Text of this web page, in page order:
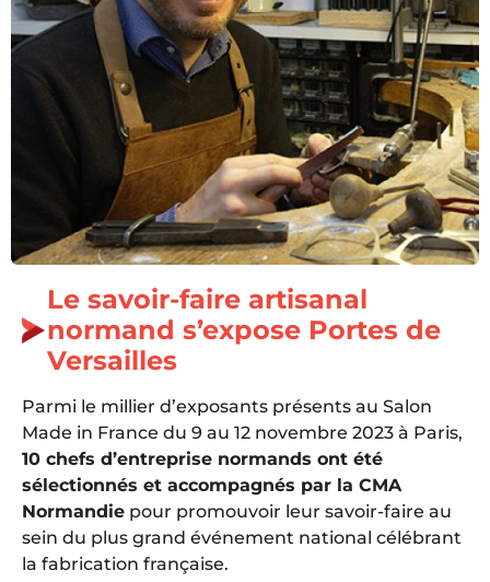
Le savoir-faire artisanal
normand s’expose Portes de
Versailles
Parmi le millier d’exposants présents au Salon
Made in France du 9 au 12 novembre 2023 à Paris,
10 chefs d’entreprise normands ont été
sélectionnés et accompagnés par la CMA
Normandie pour promouvoir leur savoir-faire au
sein du plus grand événement national célébrant
la fabrication française.